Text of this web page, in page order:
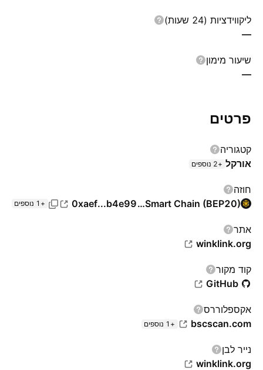
ליקווידציות (24 שעות)
—
שיעור מימון
—
פרטים
קטגוריה
אורקל +2 נוספים
חוזה
BNB Smart Chain (BEP20)
0xaef...b4e99 +1 נוספים
אתר‏
winklink.org
קוד מקור
GitHub
אקספלוררס
bscscan.com
+1 נוספים
נייר לבן
winklink.org